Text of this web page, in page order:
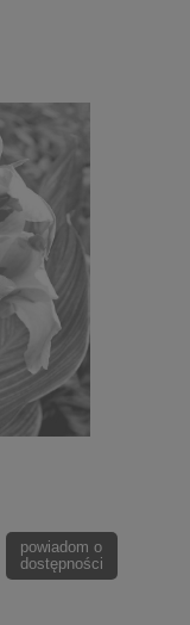
powiadom o
dostępności